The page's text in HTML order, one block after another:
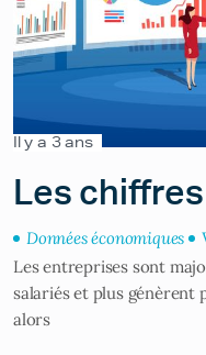
Il y a 3 ans
Les
Données économiques
Les entreprises sont
salariés et plus génèrent
alors